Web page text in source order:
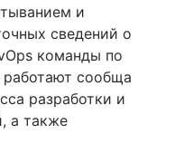
и
сведений о
команды по
работают сообща
разработки и
а также